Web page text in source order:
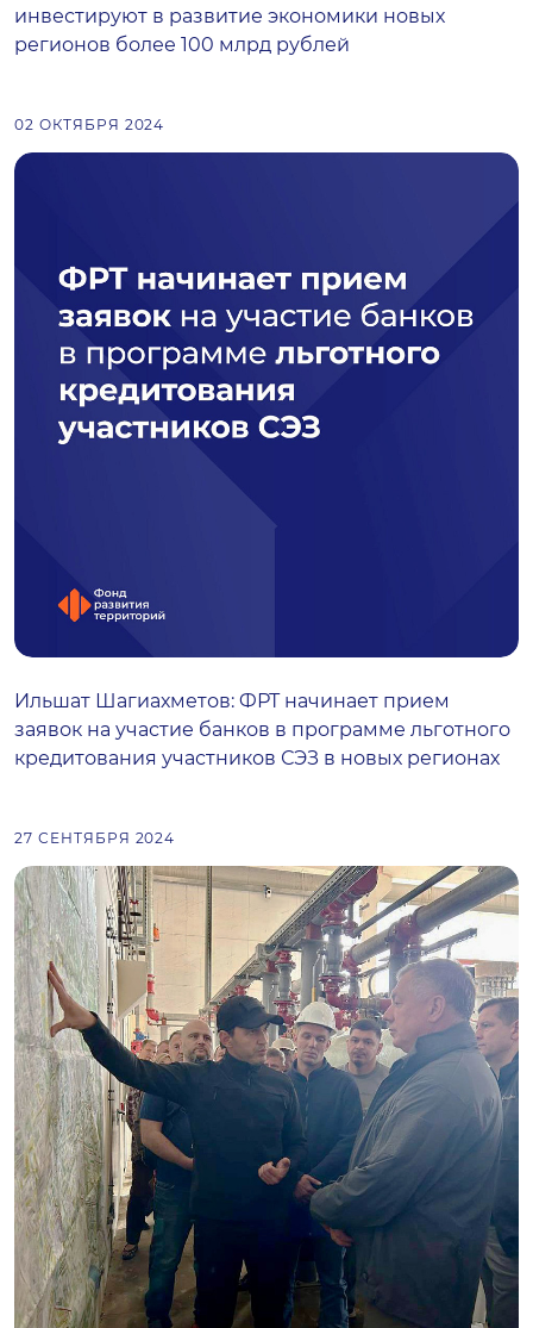
инвестируют в развитие экономики новых
регионов более 100 млрд рублей
02 ОКТЯБРЯ 2024
Ильшат Шагиахметов: ФРТ начинает прием
заявок на участие банков в программе льготного
кредитования участников СЭЗ в новых регионах
27 СЕНТЯБРЯ 2024